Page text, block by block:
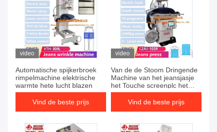
video
Automatische spijkerbroek
rimpelmachine elektrische
warmte hete lucht blazen
Vind de beste prijs
video
Van de de Stoom Dringende
Machine van het jeansjasje
het Touche screenplc het
Strijken Materiaal
Vind de beste prijs